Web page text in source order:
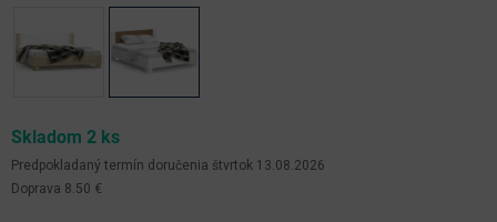
Skladom 2 ks
Predpokladaný termín doručenia štvrtok 13.08.2026
Doprava 8.50 €